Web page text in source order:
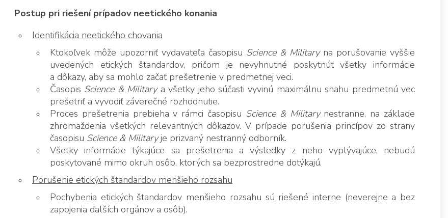
Postup pri riešení prípadov neetického konania
Identifikácia neetického chovania
Ktokoľvek môže upozorniť vydavateľa časopisu Science & Militaryna porušovanie vyššie
uvedených etických štandardov, pričom je nevyhnutné poskytnúť všetky informácie
a dôkazy, aby sa mohlo začať prešetrenie v predmetnej veci.
Časopis Science & Militarya všetky jeho súčasti vyvinú maximálnu snahu predmetnú vec
prešetriť a vyvodiť záverečné rozhodnutie.
Proces prešetrenia prebieha v rámci časopisu Science & Militarynestranne, na základe
zhromaždenia všetkých relevantných dôkazov. V prípade porušenia princípov zo strany
časopisu Science & Militaryje prizvaný nestranný odborník.
Všetky informácie týkajúce sa prešetrenia a výsledky z neho vyplývajúce, nebudú
poskytované mimo okruh osôb, ktorých sa bezprostredne dotýkajú.
Porušenie etických štandardov menšieho rozsahu
Pochybenia etických štandardov menšieho rozsahu sú riešené interne (neverejne a bez
zapojenia ďalších orgánov a osôb).